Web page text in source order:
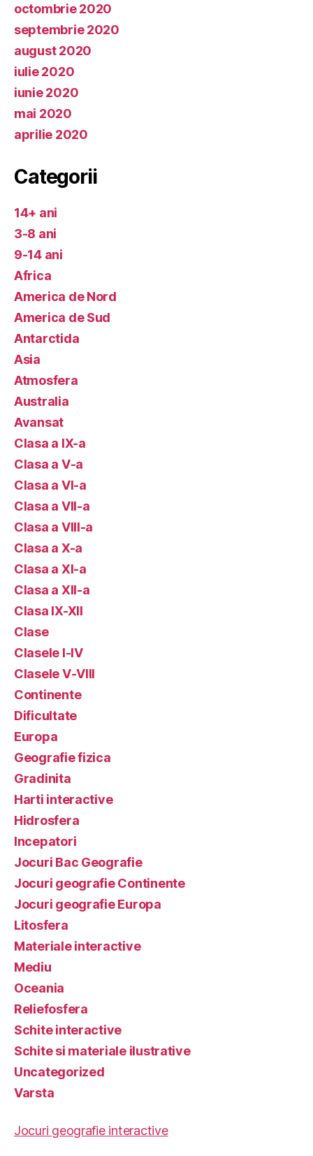
octombrie 2020
septembrie 2020
august 2020
iulie 2020
iunie 2020
mai 2020
aprilie 2020
Categorii
14+ ani
3-8 ani
9-14 ani
Africa
America de Nord
America de Sud
Antarctida
Asia
Atmosfera
Australia
Avansat
Clasa a IX-a
Clasa a V-a
Clasa a VI-a
Clasa a VII-a
Clasa a VIII-a
Clasa a X-a
Clasa a XI-a
Clasa a XII-a
Clasa IX-XII
Clase
Clasele I-IV
Clasele V-VIII
Continente
Dificultate
Europa
Geografie fizica
Gradinita
Harti interactive
Hidrosfera
Incepatori
Jocuri Bac Geografie
Jocuri geografie Continente
Jocuri geografie Europa
Litosfera
Materiale interactive
Mediu
Oceania
Reliefosfera
Schite interactive
Schite si materiale ilustrative
Uncategorized
Varsta
Jocuri geografie interactive